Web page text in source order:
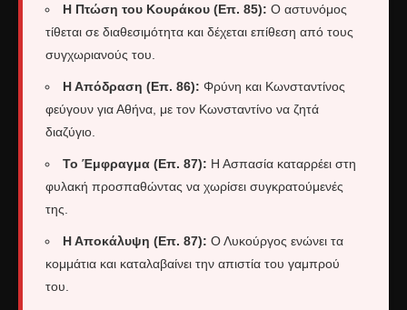
Η Πτώση του Κουράκου (Επ. 85): Ο αστυνόμος
τίθεται σε διαθεσιμότητα και δέχεται επίθεση από τους
συγχωριανούς του.
Η Απόδραση (Επ. 86): Φρύνη και Κωνσταντίνος
φεύγουν για Αθήνα, με τον Κωνσταντίνο να ζητά
διαζύγιο.
Το Έμφραγμα (Επ. 87): Η Ασπασία καταρρέει στη
φυλακή προσπαθώντας να χωρίσει συγκρατούμενές
της.
Η Αποκάλυψη (Επ. 87): Ο Λυκούργος ενώνει τα
κομμάτια και καταλαβαίνει την απιστία του γαμπρού
του.